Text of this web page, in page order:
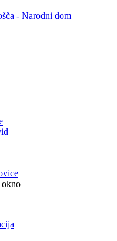
- Narodni dom
okno